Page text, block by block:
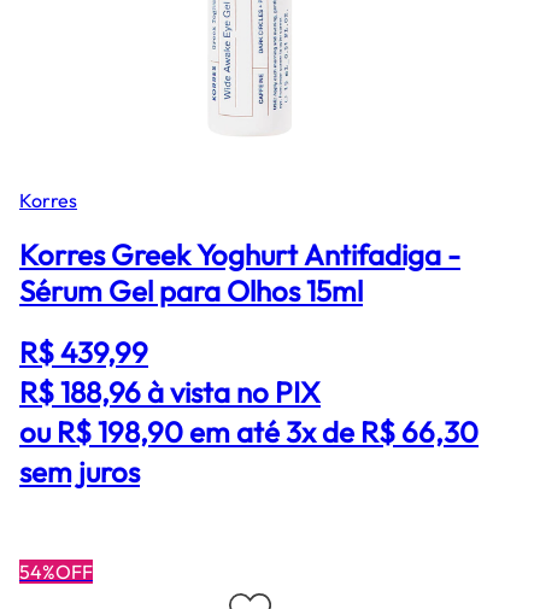
Korres
Korres Greek Yoghurt Antifadiga -
Sérum Gel para Olhos 15ml
R$ 439,99
R$ 188,96à vista no PIX
ou R$ 198,90 em até 3x de R$ 66,30
sem juros
54%OFF